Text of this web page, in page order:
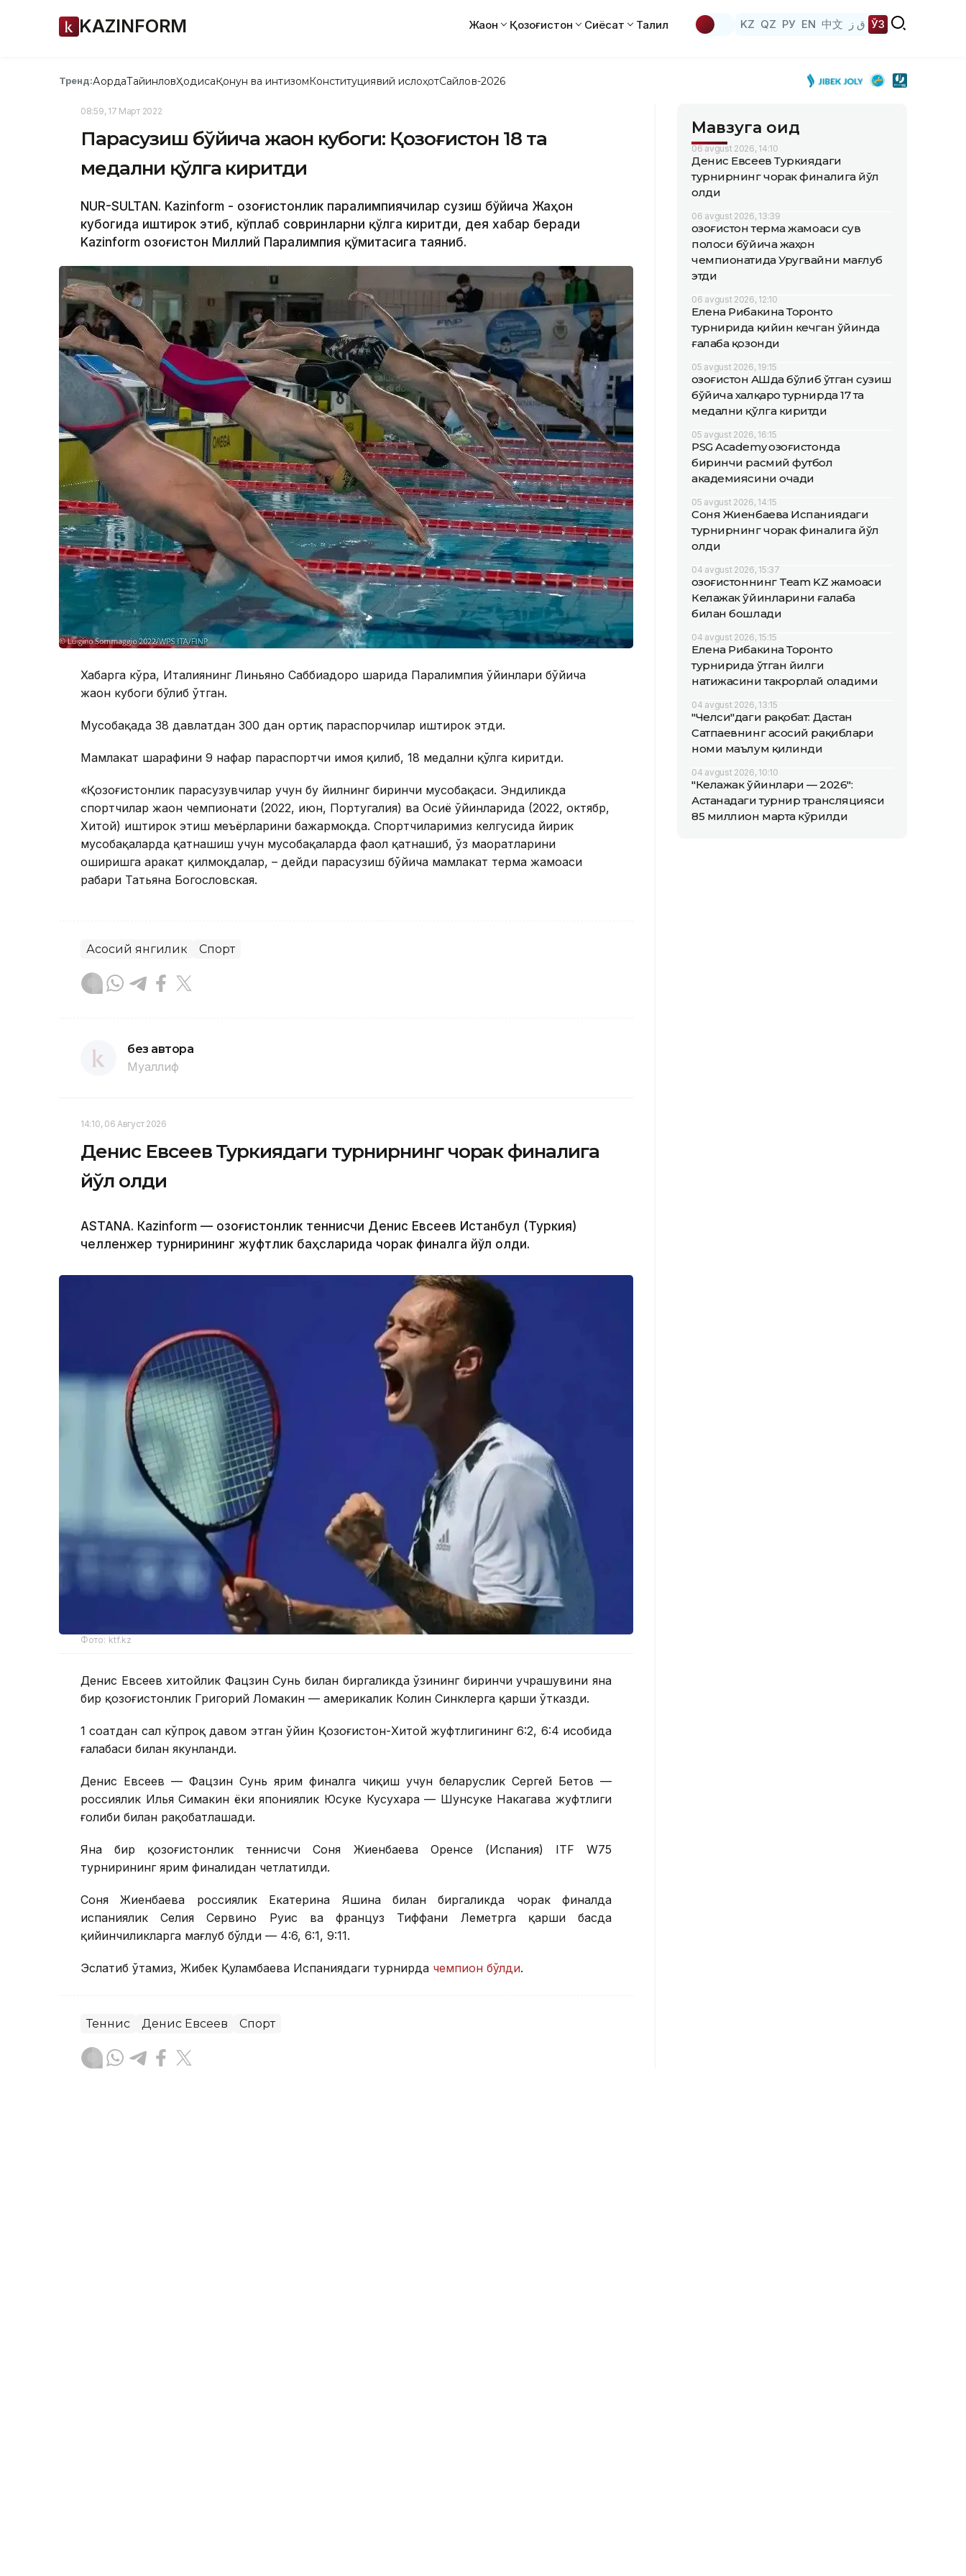
KAZINFORM Жаҳон Қозоғистон Сиёсат Таҳлил KZ QZ РУ EN 中文 ق ز ЎЗ
Тренд:АқордаТайинловҲодисаҚонун ва интизомКонституциявий ислоҳотСайлов-2026
08:59, 17 Март 2022
Парасузиш бўйича жаҳон кубоги: Қозоғистон 18 та
медални қўлга киритди
NUR-SULTAN. Kazinform - Қозоғистонлик паралимпиячилар сузиш бўйича Жаҳон
кубогида иштирок этиб, кўплаб совринларни қўлга киритди, дея хабар беради
Kazinform Қозоғистон Миллий Паралимпия қўмитасига таяниб.
Хабарга кўра, Италиянинг Линьяно Саббиадоро шаҳрида Паралимпия ўйинлари бўйича
жаҳон кубоги бўлиб ўтган.
Мусобақада 38 давлатдан 300 дан ортиқ параспорчилар иштирок этди.
Мамлакат шарафини 9 нафар параспортчи ҳимоя қилиб, 18 медални қўлга киритди.
«Қозоғистонлик парасузувчилар учун бу йилнинг биринчи мусобақаси. Эндиликда
спортчилар жаҳон чемпионати (2022, июн, Португалия) ва Осиё ўйинларида (2022, октябр,
Хитой) иштирок этиш меъёрларини бажармоқда. Спортчиларимиз келгусида йирик
мусобақаларда қатнашиш учун мусобақаларда фаол қатнашиб, ўз маҳоратларини
оширишга ҳаракат қилмоқдалар, – дейди парасузиш бўйича мамлакат терма жамоаси
раҳбари Татьяна Богословская.
Асосий янгилик Спорт
без автора
Муаллиф
14:10, 06 Август 2026
Денис Евсеев Туркиядаги турнирнинг чорак финалига
йўл олди
ASTANА. Кazinform — Қозоғистонлик теннисчи Денис Евсеев Истанбул (Туркия)
челленжер турнирининг жуфтлик баҳсларида чорак финалга йўл олди.
Фото: ktf.kz
Денис Евсеев хитойлик Фацзин Сунь билан биргаликда ўзининг биринчи учрашувини яна
бир қозоғистонлик Григорий Ломакин — америкалик Колин Синклерга қарши ўтказди.
1 соатдан сал кўпроқ давом этган ўйин Қозоғистон-Хитой жуфтлигининг 6:2, 6:4 ҳисобида
ғалабаси билан якунланди.
Денис Евсеев — Фацзин Сунь ярим финалга чиқиш учун беларуслик Сергей Бетов —
россиялик Илья Симакин ёки япониялик Юсуке Кусухара — Шунсуке Накагава жуфтлиги
ғолиби билан рақобатлашади.
Яна бир қозоғистонлик теннисчи Соня Жиенбаева Оренсе (Испания) ITF W75
турнирининг ярим финалидан четлатилди.
Соня Жиенбаева россиялик Екатерина Яшина билан биргаликда чорак финалда
испаниялик Селия Сервино Руис ва француз Тиффани Леметрга қарши баҳсда
қийинчиликларга мағлуб бўлди — 4:6, 6:1, 9:11.
Эслатиб ўтамиз, Жибек Қуламбаева Испаниядаги турнирда чемпион бўлди.
Теннис Денис Евсеев Спорт
Мавзуга оид
06 avgust 2026, 14:10
Денис Евсеев Туркиядаги
турнирнинг чорак финалига йўл
олди
06 avgust 2026, 13:39
Қозоғистон терма жамоаси сув
полоси бўйича жаҳон
чемпионатида Уругвайни мағлуб
этди
06 avgust 2026, 12:10
Елена Рибакина Торонто
турнирида қийин кечган ўйинда
ғалаба қозонди
05 avgust 2026, 19:15
Қозоғистон АҚШда бўлиб ўтган сузиш
бўйича халқаро турнирда 17 та
медални қўлга киритди
05 avgust 2026, 16:15
PSG Academy Қозоғистонда
биринчи расмий футбол
академиясини очади
05 avgust 2026, 14:15
Соня Жиенбаева Испаниядаги
турнирнинг чорак финалига йўл
олди
04 avgust 2026, 15:37
Қозоғистоннинг Team KZ жамоаси
Келажак ўйинларини ғалаба
билан бошлади
04 avgust 2026, 15:15
Елена Рибакина Торонто
турнирида ўтган йилги
натижасини такрорлай оладими
04 avgust 2026, 13:15
"Челси"даги рақобат: Дастан
Сатпаевнинг асосий рақиблари
номи маълум қилинди
04 avgust 2026, 10:10
"Келажак ўйинлари — 2026":
Астанадаги турнир трансляцияси
85 миллион марта кўрилди